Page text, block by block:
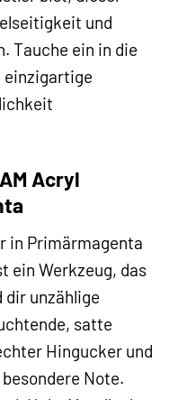
und
Tauche ein in die
einzigartige
Acryl
in Primärmagenta
ein Werkzeug, das
unzählige
satte
Hingucker und
Note.